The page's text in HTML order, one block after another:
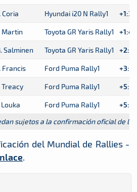
Coria Hyundai i20 N Rally1
Martin Toyota GR Yaris Rally1
Salminen Toyota GR Yaris Rally1
Francis Ford Puma Rally1
Treacy Ford Puma Rally1
Louka Ford Puma Rally1
sujetos a la confirmación oficial de la
del Mundial de Rallies -
.